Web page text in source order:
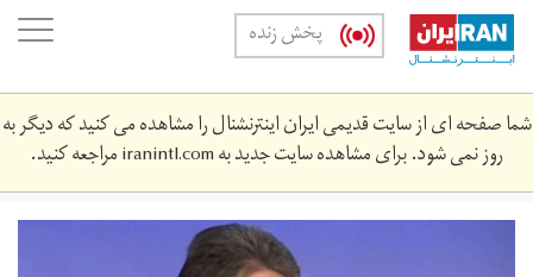
Skip
main
content
پخش زنده
شما صفحه ای از سایت قدیمی ایران اینترنشنال را مشاهده می کنید که دیگر به
روز نمی شود. برای مشاهده سایت جدید بهiranintl.comمراجعه کنید.
x720-